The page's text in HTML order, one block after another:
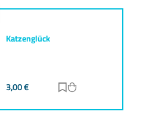
Katzenglück
3,00€ Zur Merkliste